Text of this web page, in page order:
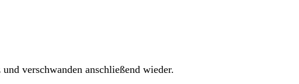
verschwanden anschließend wieder.